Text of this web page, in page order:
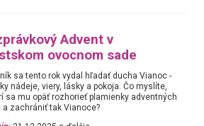
Advent v
ovocnom sade
sa tento rok vydal hľadať ducha Vianoc -
nádeje, viery, lásky a pokoja. Čo myslíte,
sa mu opäť rozhorieť plamienky adventných
a zachrániť tak Vianoce?